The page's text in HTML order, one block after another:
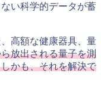
い科学的データが蓄
高額な健康器具、量
放出される量子を測
かも、それを解決で